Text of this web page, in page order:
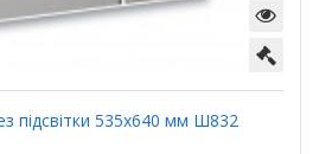
підсвітки 535х640 мм Ш832